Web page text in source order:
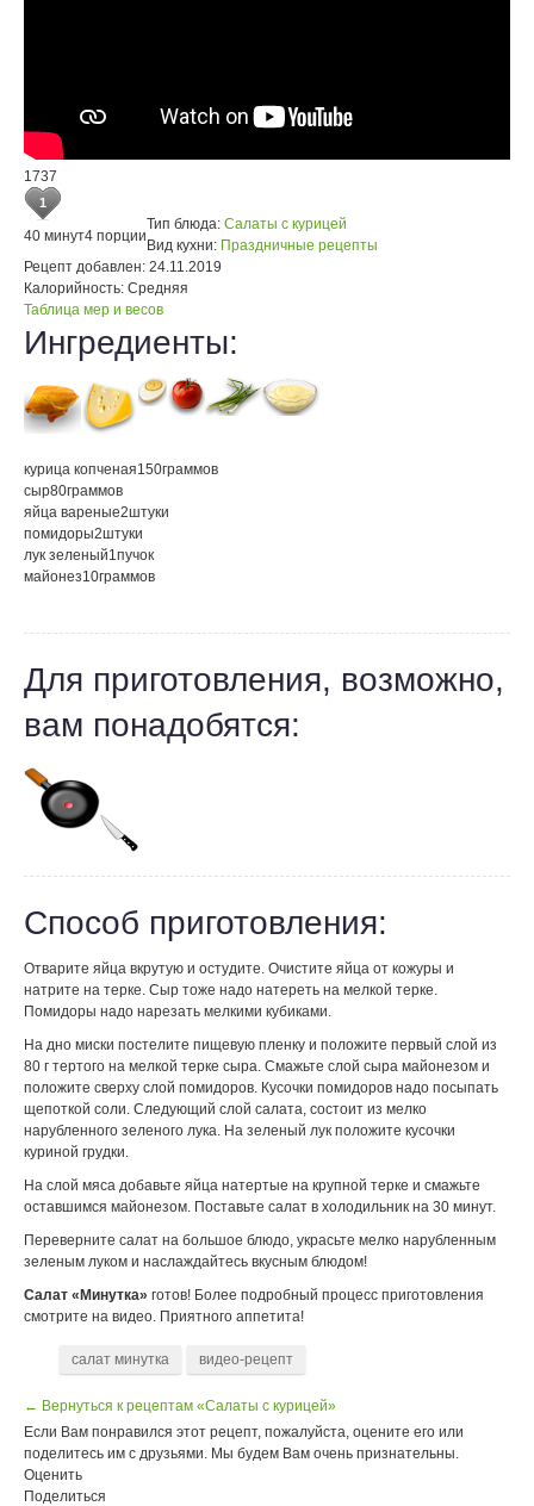
1737
1
40 минут4 порции
Тип блюда: Салаты с курицей
Вид кухни: Праздничные рецепты
Рецепт добавлен: 24.11.2019
Калорийность: Средняя
Таблица мер и весов
Ингредиенты:
курица копченая150граммов
сыр80граммов
яйца вареные2штуки
помидоры2штуки
лук зеленый1пучок
майонез10граммов
Для приготовления, возможно,
вам понадобятся:
Способ приготовления:
Отварите яйца вкрутую и остудите. Очистите яйца от кожуры и
натрите на терке. Сыр тоже надо натереть на мелкой терке.
Помидоры надо нарезать мелкими кубиками.
На дно миски постелите пищевую пленку и положите первый слой из
80 г тертого на мелкой терке сыра. Смажьте слой сыра майонезом и
положите сверху слой помидоров. Кусочки помидоров надо посыпать
щепоткой соли. Следующий слой салата, состоит из мелко
нарубленного зеленого лука. На зеленый лук положите кусочки
куриной грудки.
На слой мяса добавьте яйца натертые на крупной терке и смажьте
оставшимся майонезом. Поставьте салат в холодильник на 30 минут.
Переверните салат на большое блюдо, украсьте мелко нарубленным
зеленым луком и наслаждайтесь вкусным блюдом!
Салат «Минутка» готов! Более подробный процесс приготовления
смотрите на видео. Приятного аппетита!
салат минутка видео-рецепт
← Вернуться к рецептам «Салаты с курицей»
Если Вам понравился этот рецепт, пожалуйста, оцените его или
поделитесь им с друзьями. Мы будем Вам очень признательны.
Оценить
Поделиться